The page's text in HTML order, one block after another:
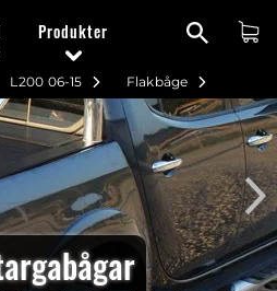
Produkter
Flakbåge
L200 06-15